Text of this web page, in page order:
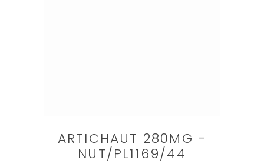
ARTICHAUT 280MG -
NUT/PL1169/44